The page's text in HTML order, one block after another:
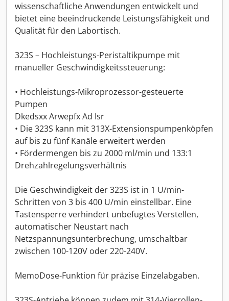
wissenschaftliche Anwendungen entwickelt und
bietet eine beeindruckende Leistungsfähigkeit und
Qualität für den Labortisch.
323S – Hochleistungs-Peristaltikpumpe mit
manueller Geschwindigkeitssteuerung:
• Hochleistungs-Mikroprozessor-gesteuerte
Pumpen
Dkedsxx Arwepfx Ad Isr
• Die 323S kann mit 313X-Extensionspumpenköpfen
auf bis zu fünf Kanäle erweitert werden
• Fördermengen bis zu 2000 ml/min und 133:1
Drehzahlregelungsverhältnis
Die Geschwindigkeit der 323S ist in 1 U/min-
Schritten von 3 bis 400 U/min einstellbar. Eine
Tastensperre verhindert unbefugtes Verstellen,
automatischer Neustart nach
Netzspannungsunterbrechung, umschaltbar
zwischen 100-120V oder 220-240V.
MemoDose-Funktion für präzise Einzelabgaben.